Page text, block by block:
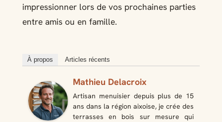
impressionner lors de vos prochaines parties
entre amis ou en famille.
À propos Articles récents
Mathieu Delacroix
Artisan menuisier depuis plus de 15
ans dans la région aixoise, je crée des
terrasses en bois sur mesure qui